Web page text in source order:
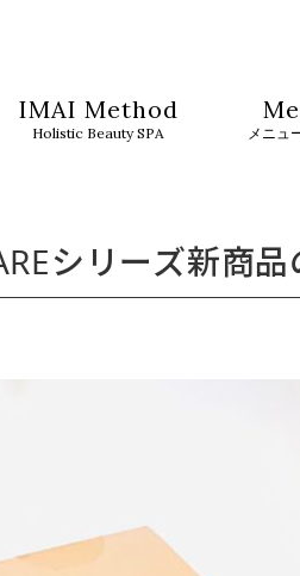
IMAI Method
Holistic Beauty SPA メニュ
シリーズ新商